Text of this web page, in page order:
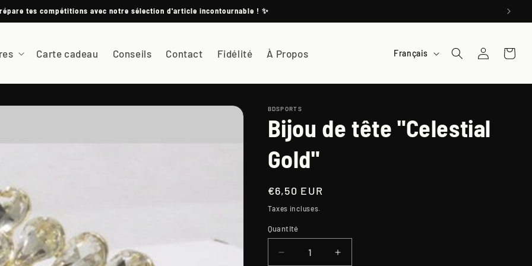
tes compétitions avec notre sélection d'article incontournable ! ✨
Carte cadeau Conseils Contact Fidélité À Propos
n
u
e
Français ConnexionPanier
BDSPORTS
Bijou de tête "Celestial
Gold"
Prix
habituel
€6,50 EUR
Taxes incluses.
Quantité
Quantité
Réduire
Augmenter